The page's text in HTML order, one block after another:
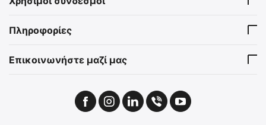
Πληροφορίες
Επικοινωνήστε μαζί μας